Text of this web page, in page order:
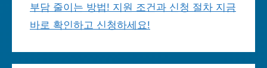
부담 줄이는 방법! 지원 조건과 신청 절차 지금
바로 확인하고 신청하세요!